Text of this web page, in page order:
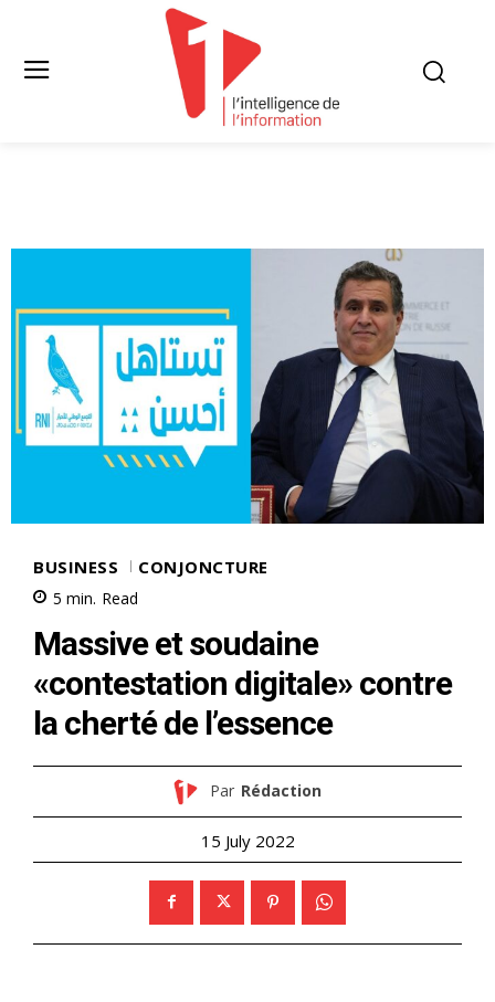
BUSINESS CONJONCTURE
5 min. Read
Massive et soudaine
«contestation digitale» contre
la cherté de l’essence
Par Rédaction
15 July 2022